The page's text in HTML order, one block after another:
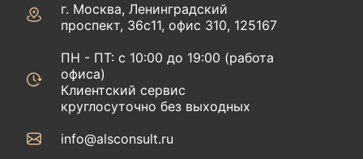
г. Москва, Ленинградский
проспект, 36с11, офис 310, 125167
ПН - ПТ: с 10:00 до 19:00 (работа
офиса)
Клиентский сервис
круглосуточно без выходных
info@alsconsult.ru